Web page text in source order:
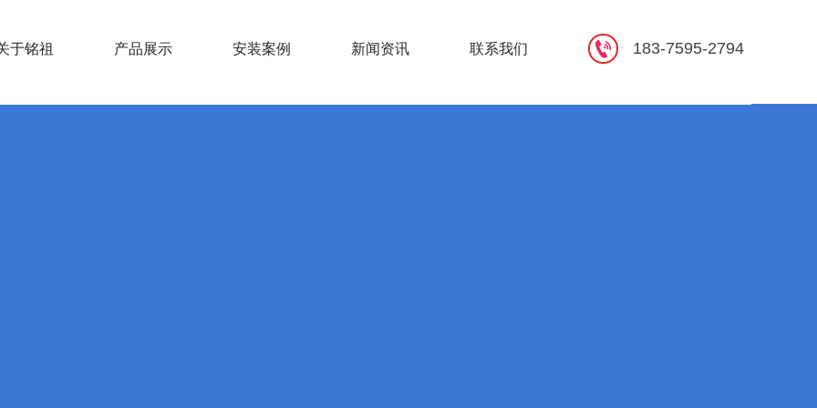
183-7595-2794

于铭祖 产品展示 安装案例 新闻资讯 联系我们